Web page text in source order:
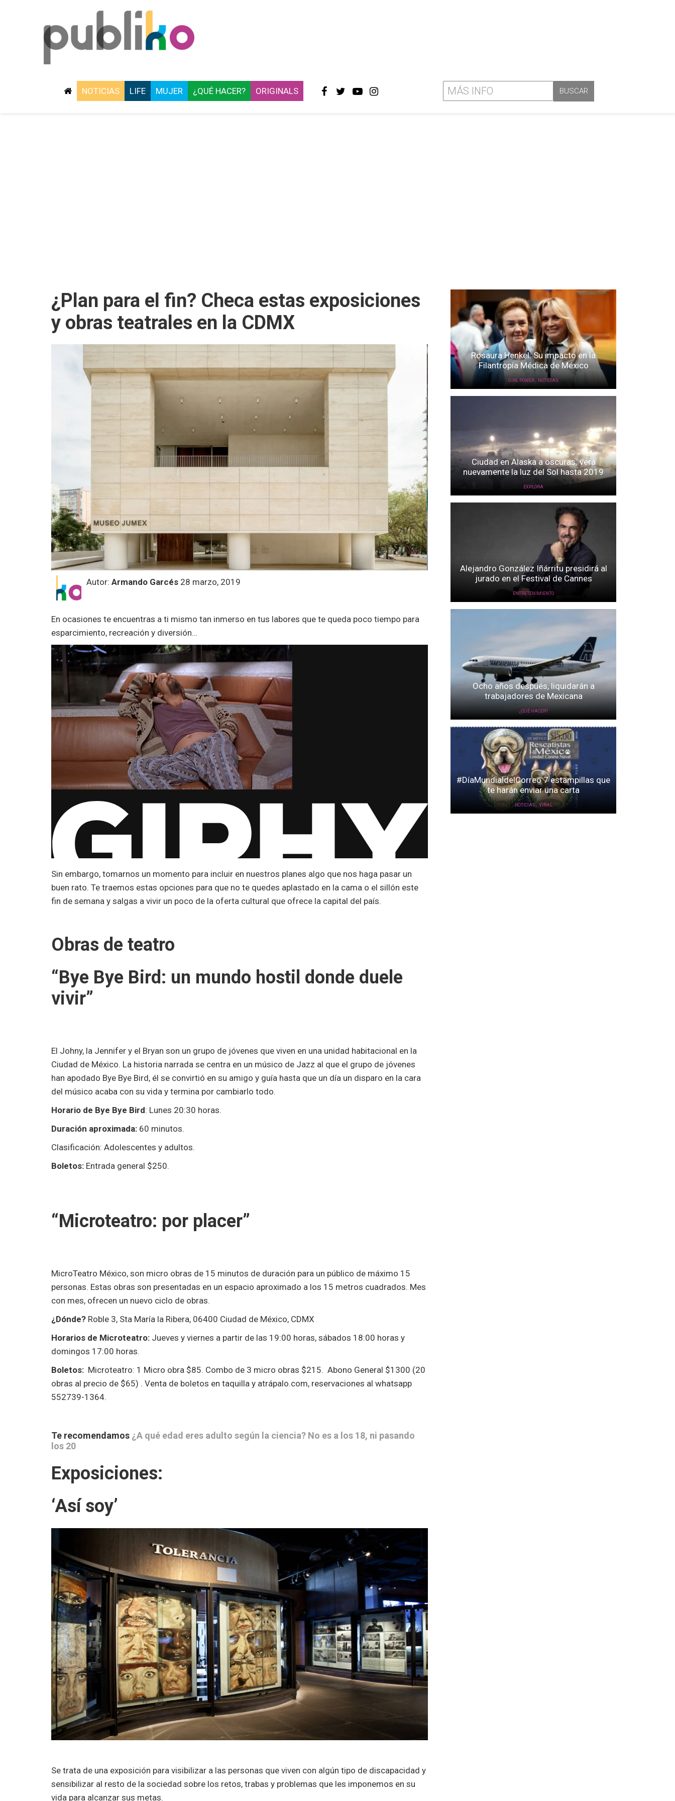
NOTICIAS LIFE MUJER ¿QUÉ HACER? ORIGINALS
¿Plan para el fin? Checa estas exposiciones
y obras teatrales en la CDMX
Autor: Armando Garcés 28 marzo, 2019
En ocasiones te encuentras a ti mismo tan inmerso en tus labores que te queda poco tiempo para
esparcimiento, recreación y diversión…
Sin embargo, tomarnos un momento para incluir en nuestros planes algo que nos haga pasar un
buen rato. Te traemos estas opciones para que no te quedes aplastado en la cama o el sillón este
fin de semana y salgas a vivir un poco de la oferta cultural que ofrece la capital del país.
Obras de teatro
“Bye Bye Bird: un mundo hostil donde duele
vivir”
El Johny, la Jennifer y el Bryan son un grupo de jóvenes que viven en una unidad habitacional en la
Ciudad de México. La historia narrada se centra en un músico de Jazz al que el grupo de jóvenes
han apodado Bye Bye Bird, él se convirtió en su amigo y guía hasta que un día un disparo en la cara
del músico acaba con su vida y termina por cambiarlo todo.
Horario de Bye Bye Bird: Lunes 20:30 horas.
Duración aproximada: 60 minutos.
Clasificación: Adolescentes y adultos.
Boletos: Entrada general $250.
“Microteatro: por placer”
MicroTeatro México, son micro obras de 15 minutos de duración para un público de máximo 15
personas. Estas obras son presentadas en un espacio aproximado a los 15 metros cuadrados. Mes
con mes, ofrecen un nuevo ciclo de obras.
¿Dónde? Roble 3, Sta María la Ribera, 06400 Ciudad de México, CDMX
Horarios de Microteatro: Jueves y viernes a partir de las 19:00 horas, sábados 18:00 horas y
domingos 17:00 horas.
Boletos: Microteatro: 1 Micro obra $85. Combo de 3 micro obras $215. Abono General $1300 (20
obras al precio de $65) . Venta de boletos en taquilla y atrápalo.com, reservaciones al whatsapp
552739-1364.
Te recomendamos ¿A qué edad eres adulto según la ciencia? No es a los 18, ni pasando
los 20
Exposiciones:
‘Así soy’
Se trata de una exposición para visibilizar a las personas que viven con algún tipo de discapacidad y
sensibilizar al resto de la sociedad sobre los retos, trabas y problemas que les imponemos en su
vida para alcanzar sus metas.
Rosaura Henkel: Su impacto en la
Filantropía Médica de México
GIRL POWER NOTICIAS
Ciudad en Alaska a oscuras: verá
nuevamente la luz del Sol hasta 2019
EXPLORA
Alejandro González Iñárritu presidirá al
jurado en el Festival de Cannes
ENTRETENIMIENTO
Ocho años después, liquidarán a
trabajadores de Mexicana
¿QUÉ HACER?
#DíaMundialdelCorreo 7 estampillas que
te harán enviar una carta
NOTICIAS,VIRAL